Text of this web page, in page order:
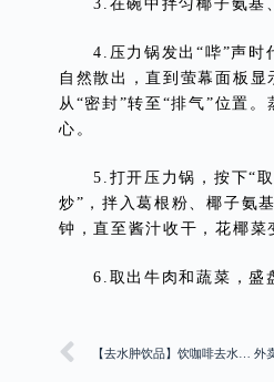
3.在碗中拌匀椰子氨基、
4.压力锅发出“哔”声时
自然散出，直到萤幕面板显
从“密封”转至“排气”位置
心。
5.打开压力锅，按下“取
炒”，拌入葛根粉、椰子氨
钟，直至酱汁收干，花椰菜
6.取出牛肉和蔬菜，盛